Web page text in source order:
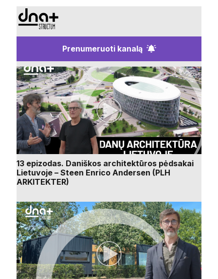
Prenumeruoti kanalą
13 epizodas. Daniškos architektūros pėdsakai
Lietuvoje – Steen Enrico Andersen (PLH
ARKITEKTER)